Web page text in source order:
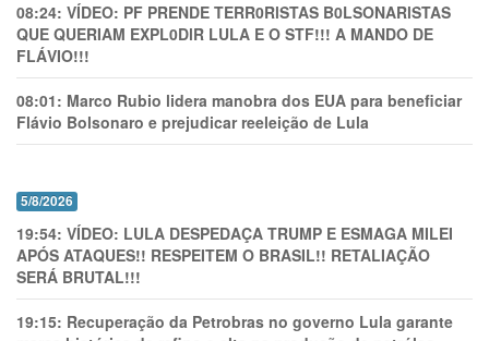
08:24: VÍDEO: PF PRENDE TERR0RlSTAS B0LSONARlSTAS
QUE QUERIAM EXPL0DlR LULA E O STF!!! A MANDO DE
FLÁVIO!!!
08:01: Marco Rubio lidera manobra dos EUA para beneficiar
Flávio Bolsonaro e prejudicar reeleição de Lula
5/8/2026
19:54: VÍDEO: LULA DESPEDAÇA TRUMP E ESMAGA MILEI
APÓS ATAQUES!! RESPEITEM O BRASIL!! RETALIAÇÃO
SERÁ BRUTAL!!!
19:15: Recuperação da Petrobras no governo Lula garante